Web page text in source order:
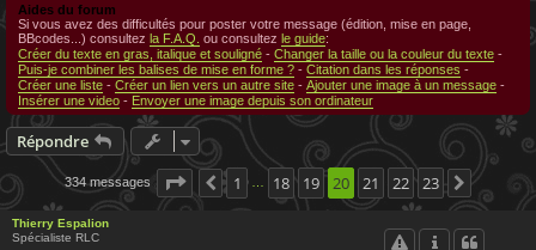
Aides du forum
Si vous avez des difficultés pour poster votre message (édition, mise en page,
BBcodes...) consultez la F.A.Q. ou consultez le guide:
Créer du texte en gras, italique et souligné - Changer la taille ou la couleur du texte -
Puis-je combiner les balises de mise en forme ? - Citation dans les réponses -
Créer une liste - Créer un lien vers un autre site - Ajouter une image à un message -
Insérer une video - Envoyer une image depuis son ordinateur
Répondre
334 messages Page 20 sur 23
Précédente
1 18 19 20 21 22 23 Suivante
Thierry Espalion
Spécialiste RLC